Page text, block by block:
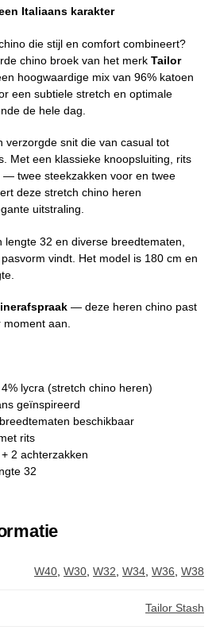
Italiaans karakter
die stijl en comfort combineert?
chino broek van het merk Tailor
hoogwaardige mix van 96% katoen
een subtiele stretch en optimale
de hele dag.
verzorgde snit die van casual tot
Met een klassieke knoopsluiting, rits
— twee steekzakken voor en twee
deze stretch chino heren
uitstraling.
32 en diverse breedtematen,
vindt. Het model is 180 cm en
— deze heren chino past
aan.
lycra (stretch chino heren)
geïnspireerd
beschikbaar
rits
2 achterzakken
32
W40 W30 W32 W34 W36 W38
Tailor Stash